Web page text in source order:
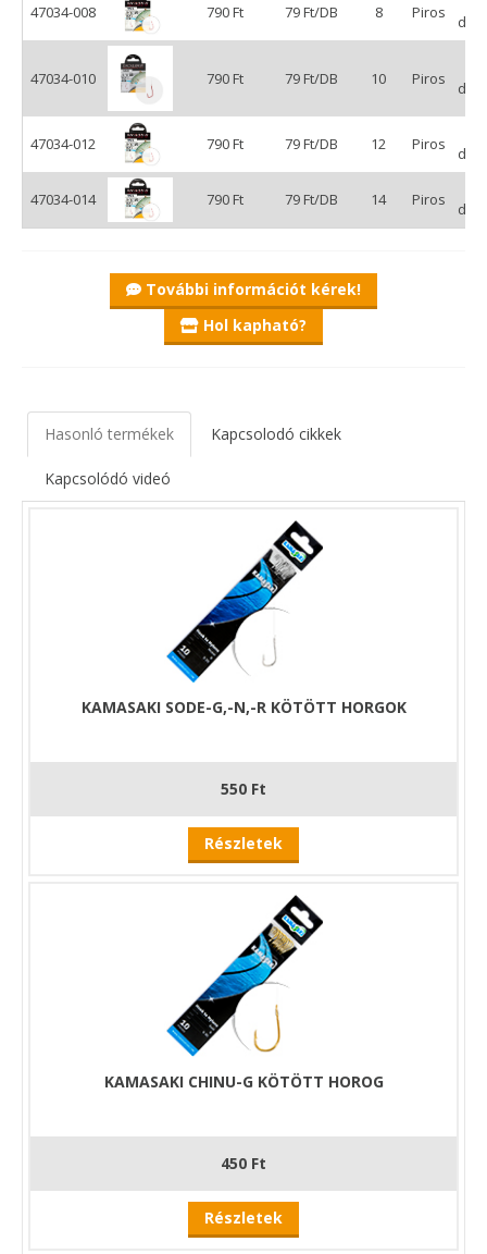
47034-008 790 Ft 79 Ft/DB 8 Piros
db/
47034-010 790 Ft 79 Ft/DB 10 Piros
db/
47034-012 790 Ft 79 Ft/DB 12 Piros
db/
47034-014 790 Ft 79 Ft/DB 14 Piros
db/
További információt kérek!
Hol kapható?
Hasonló termékek Kapcsolodó cikkek
Kapcsolódó videó
KAMASAKI SODE-G,-N,-R KÖTÖTT HORGOK
550 Ft
Részletek
KAMASAKI CHINU-G KÖTÖTT HOROG
450 Ft
Részletek